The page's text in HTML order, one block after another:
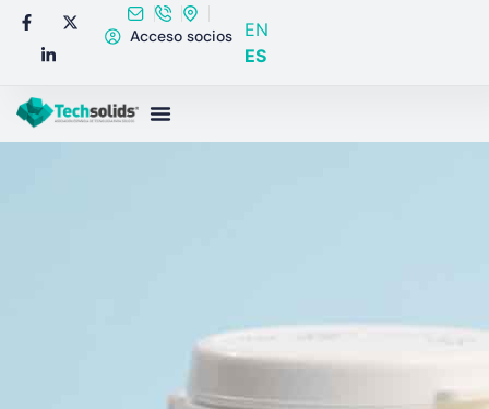
Acceso socios
EN
ES